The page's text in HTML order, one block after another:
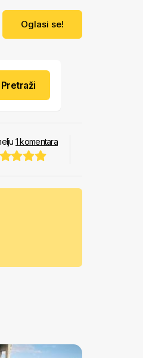
Oglasi se!
Pretraži
1komentara